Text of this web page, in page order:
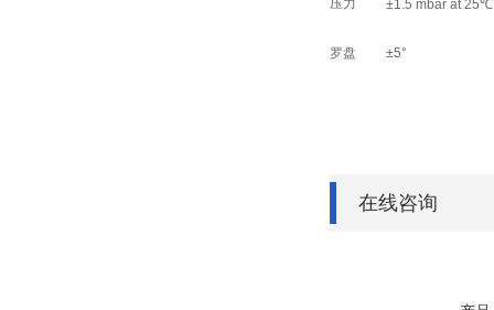
压力 ±1.5 mbar at
罗盘 ±5°
在线咨询